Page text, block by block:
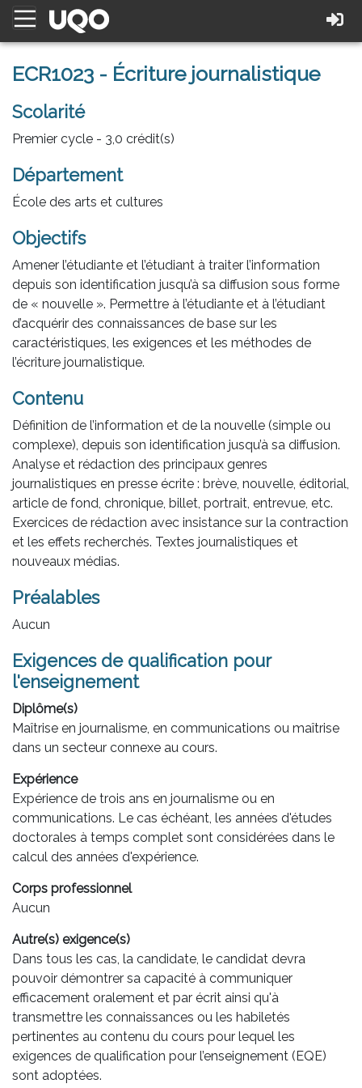
ECR1023 - Écriture journalistique
Scolarité
Premier cycle - 3,0 crédit(s)
Département
École des arts et cultures
Objectifs
Amener l’étudiante et l’étudiant à traiter l’information
depuis son identification jusqu’à sa diffusion sous forme
de « nouvelle ». Permettre à l’étudiante et à l’étudiant
d’acquérir des connaissances de base sur les
caractéristiques, les exigences et les méthodes de
l’écriture journalistique.
Contenu
Définition de l’information et de la nouvelle (simple ou
complexe), depuis son identification jusqu’à sa diffusion.
Analyse et rédaction des principaux genres
journalistiques en presse écrite : brève, nouvelle, éditorial,
article de fond, chronique, billet, portrait, entrevue, etc.
Exercices de rédaction avec insistance sur la contraction
et les effets recherchés. Textes journalistiques et
nouveaux médias.
Préalables
Aucun
Exigences de qualification pour
l'enseignement
Diplôme(s)
Maîtrise en journalisme, en communications ou maîtrise
dans un secteur connexe au cours.
Expérience
Expérience de trois ans en journalisme ou en
communications. Le cas échéant, les années d'études
doctorales à temps complet sont considérées dans le
calcul des années d'expérience.
Corps professionnel
Aucun
Autre(s) exigence(s)
Dans tous les cas, la candidate, le candidat devra
pouvoir démontrer sa capacité à communiquer
efficacement oralement et par écrit ainsi qu'à
transmettre les connaissances ou les habiletés
pertinentes au contenu du cours pour lequel les
exigences de qualification pour l’enseignement (EQE)
sont adoptées.